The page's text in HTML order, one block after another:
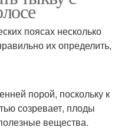
поясах несколько
их определить,
порой, поскольку к
созревает, плоды
вещества.